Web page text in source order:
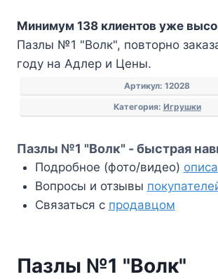
№1
"Волк"
Минимум 138 клиентов уже
Пазлы №1 "Волк", повторно
году на Адлер и Цены.
Артикул: 12028
Категория: Игрушки
Пазлы №1 "Волк" - быстрая
Подробное (фото/видео)
Вопросы и отзывы
Связаться с продавцом
Пазлы №1 "Волк"